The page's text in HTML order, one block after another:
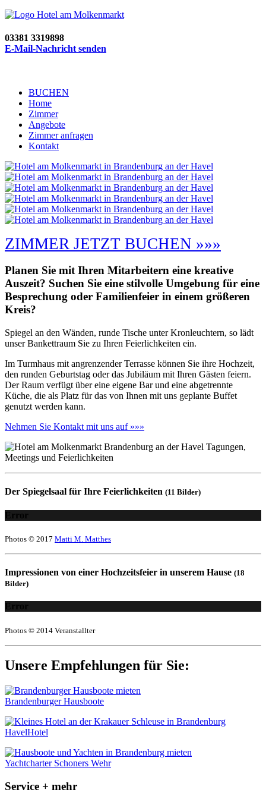
03381 3319898
E-Mail-Nachricht senden
BUCHEN
Home
Zimmer
Angebote
Zimmer anfragen
Kontakt
ZIMMER JETZT BUCHEN »»»
Planen Sie mit Ihren Mitarbeitern eine kreative
Auszeit? Suchen Sie eine stilvolle Umgebung für eine
Besprechung oder Familienfeier in einem größeren
Kreis?
Spiegel an den Wänden, runde Tische unter Kronleuchtern, so lädt
unser Bankettraum Sie zu Ihren Feierlichkeiten ein.
Im Turmhaus mit angrenzender Terrasse können Sie ihre Hochzeit,
den runden Geburtstag oder das Jubiläum mit Ihren Gästen feiern.
Der Raum verfügt über eine eigene Bar und eine abgetrennte
Küche, die als Platz für das von Ihnen mit uns geplante Buffet
genutzt werden kann.
Nehmen Sie Kontakt mit uns auf »»»
Der Spiegelsaal für Ihre Feierlichkeiten (11 Bilder)
Error
Photos © 2017 Matti M. Matthes
Impressionen von einer Hochzeitsfeier in unserem Hause (18
Bilder)
Error
Photos © 2014 Veranstallter
Unsere Empfehlungen für Sie:
Brandenburger Hausboote
HavelHotel
Yachtcharter Schoners Wehr
Service + mehr